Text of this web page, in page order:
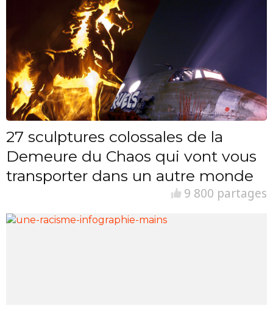
27 sculptures colossales de la
Demeure du Chaos qui vont vous
transporter dans un autre monde
9 800 partages